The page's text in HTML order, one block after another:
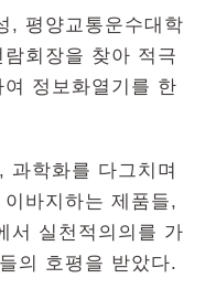
, 평양교통운수대학
회장을 찾아 적극
정보화열기를 한
과학화를 다그치며
바지하는 제품들,
서 실천적의의를 가
의 호평을 받았다.